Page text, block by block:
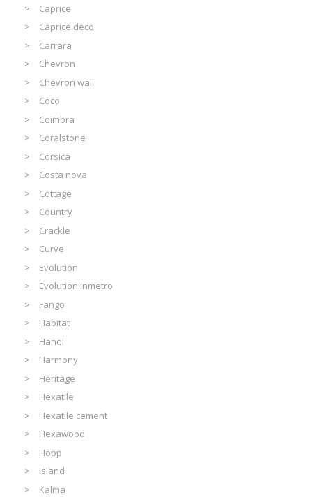
Caprice
Caprice deco
Carrara
Chevron
Chevron wall
Coco
Coimbra
Coralstone
Corsica
Costa nova
Cottage
Country
Crackle
Curve
Evolution
Evolution inmetro
Fango
Habitat
Hanoi
Harmony
Heritage
Hexatile
Hexatile cement
Hexawood
Hopp
Island
Kalma